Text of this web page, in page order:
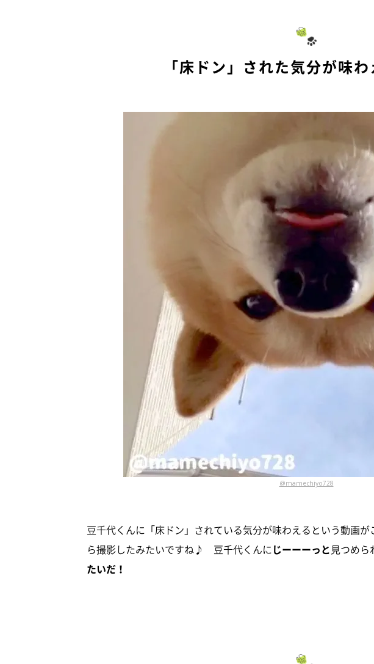
「床ドン」された気分が味
@mamechiyo728
豆千代くんに「床ドン」されている気分が味わえるという動画
ら撮影したみたいですね♪ 豆千代くんにじーーーっと 見つめ
たいだ！